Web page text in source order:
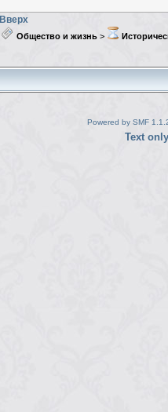
Вверх
Общество и жизнь >
Powered by SMF
Text